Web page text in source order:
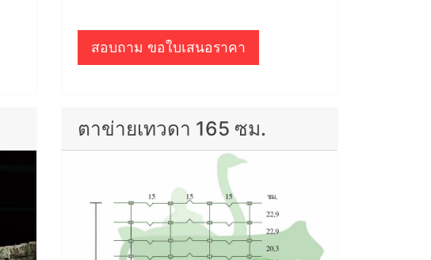
สอบถาม ขอใบเสนอราคา
ตาข่ายเทวดา 165 ซม.